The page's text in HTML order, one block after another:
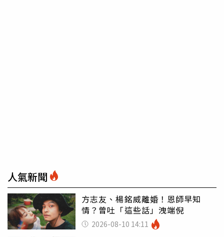
人氣新聞
方志友、楊銘威離婚！恩師早知
情？曾吐「這些話」洩端倪
2026-08-10 14:11